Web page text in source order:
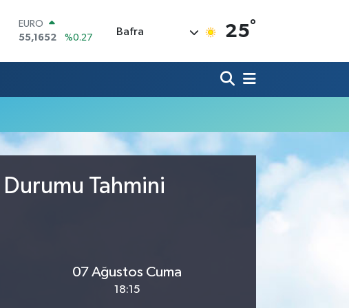
EURO
55,1652
%0.27
BITCOIN
65.130,04
%0.17
Bafra 25°
Durumu Tahmini
07 Ağustos Cuma
18:15